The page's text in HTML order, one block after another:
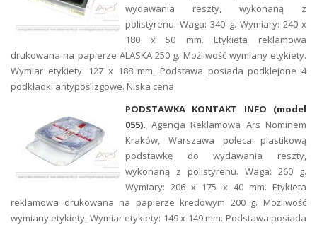
wydawania reszty, wykonaną z
polistyrenu. Waga: 340 g. Wymiary: 240 x
180 x 50 mm. Etykieta reklamowa
drukowana na papierze ALASKA 250 g. Możliwość wymiany etykiety.
Wymiar etykiety: 127 x 188 mm. Podstawa posiada podklejone 4
podkładki antypoślizgowe. Niska cena
PODSTAWKA KONTAKT INFO (model
055). Agencja Reklamowa Ars Nominem
Kraków, Warszawa poleca plastikową
podstawkę do wydawania reszty,
wykonaną z polistyrenu. Waga: 260 g.
Wymiary: 206 x 175 x 40 mm. Etykieta
reklamowa drukowana na papierze kredowym 200 g. Możliwość
wymiany etykiety. Wymiar etykiety: 149 x 149 mm. Podstawa posiada